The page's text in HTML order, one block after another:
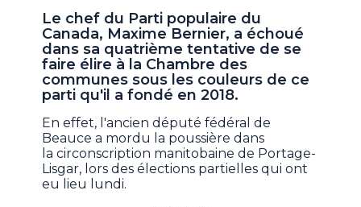
Le chef du Parti populaire du
Canada, Maxime Bernier, a échoué
dans sa quatrième tentative de se
faire élire à la Chambre des
communes sous les couleurs de ce
parti qu'il a fondé en 2018.
En effet, l'ancien député fédéral de
Beauce a mordu la poussière dans
la circonscription manitobaine de Portage-
Lisgar, lors des élections partielles qui ont
eu lieu lundi.